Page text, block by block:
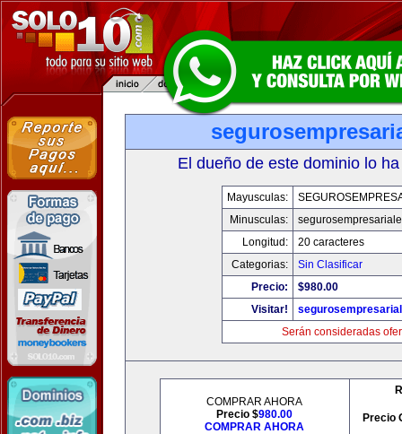
El dueño de este dominio lo
Mayusculas:
Minusculas:
Longitud:
20 caracteres
Categorias:
Sin Clasificar
Precio:
$980.00
Visitar!
Serán consideradas
COMPRAR AHORA
Precio $980.00
COMPRAR AHORA
Precio